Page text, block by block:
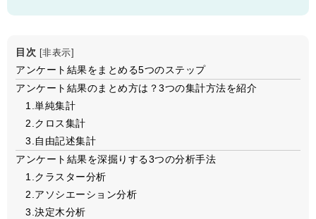
目次 非表示
アンケート結果をまとめる5つのステップ
アンケート結果のまとめ方は？3つの集計方法を紹介
1.単純集計
2.クロス集計
3.自由記述集計
アンケート結果を深掘りする3つの分析手法
1.クラスター分析
2.アソシエーション分析
3.決定木分析